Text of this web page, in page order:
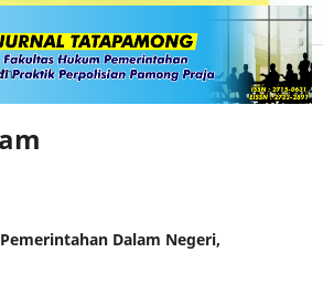
Dalam Negeri,